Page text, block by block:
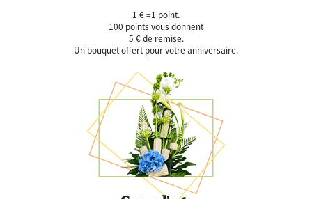
1 € =1 point.
100 points vous donnent
5 € de remise.
Un bouquet offert pour votre anniversaire.